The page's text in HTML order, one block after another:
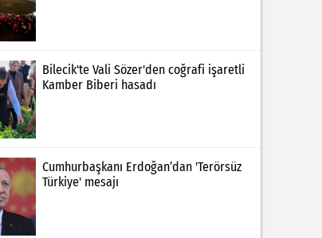
Bilecik'te Vali Sözer'den coğrafi işaretli
Kamber Biberi hasadı
Cumhurbaşkanı Erdoğan’dan 'Terörsüz
Türkiye' mesajı